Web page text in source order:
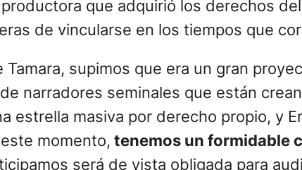
que adquirió los derechos
de vincularse en los tiempos que
supimos que era un gran
narradores seminales que están
estrella masiva por derecho propio, y
momento, tenemos un formidable
será de vista obligada para